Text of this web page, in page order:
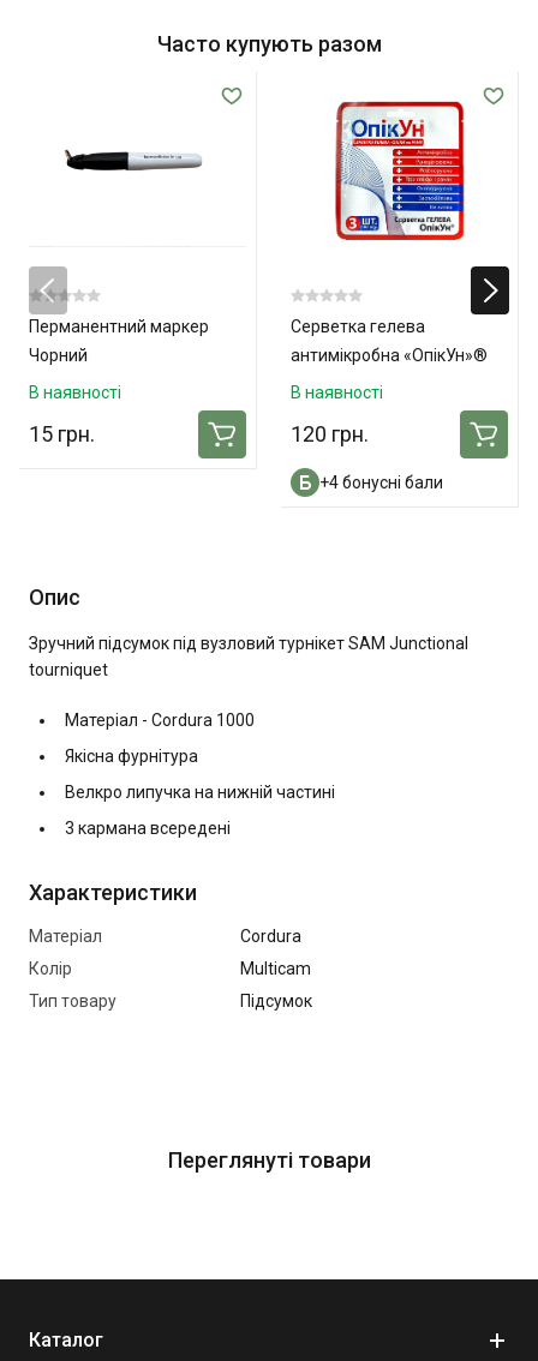
Часто купують разом
Перманентний маркер
Чорний
В наявності
15 грн.
Серветка гелева
антимікробна «ОпікУн»®
(10х10 см) - 3 шт. в
В наявності
120 грн.
+4 бонусні бали
Опис
Зручний підсумок під вузловий турнікет SAM Junctional
tourniquet
Матеріал - Cordura 1000
Якісна фурнітура
Велкро липучка на нижній частині
3 кармана всередені
Характеристики
Матеріал
Cordura
Колір
Multicam
Тип товару
Підсумок
Переглянуті товари
Каталог